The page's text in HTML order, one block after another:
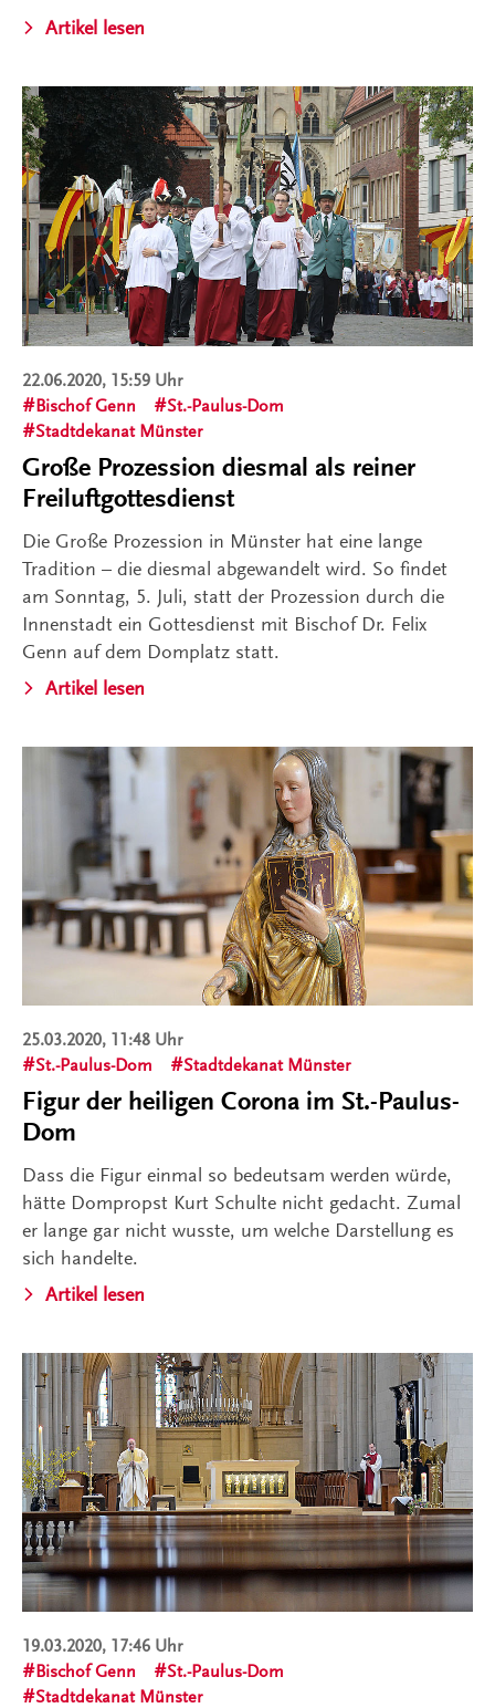
Artikel lesen
22.06.2020, 15:59 Uhr
Bischof Genn
St.-Paulus-Dom
Stadtdekanat Münster
Große Prozession diesmal als reiner
Freiluftgottesdienst
Die Große Prozession in Münster hat eine lange
Tradition – die diesmal abgewandelt wird. So findet
am Sonntag, 5. Juli, statt der Prozession durch die
Innenstadt ein Gottesdienst mit Bischof Dr. Felix
Genn auf dem Domplatz statt.
Artikel lesen
25.03.2020, 11:48 Uhr
St.-Paulus-Dom
Stadtdekanat Münster
Figur der heiligen Corona im St.-Paulus-
Dom
Dass die Figur einmal so bedeutsam werden würde,
hätte Dompropst Kurt Schulte nicht gedacht. Zumal
er lange gar nicht wusste, um welche Darstellung es
sich handelte.
Artikel lesen
19.03.2020, 17:46 Uhr
Bischof Genn
St.-Paulus-Dom
Stadtdekanat Münster